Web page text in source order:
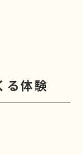
る体験